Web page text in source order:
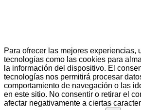
Para ofrecer las mejores experiencias,
tecnologías como las cookies para
la información del dispositivo. El
tecnologías nos permitirá procesar
comportamiento de navegación o las
en este sitio. No consentir o retirar el
afectar negativamente a ciertas